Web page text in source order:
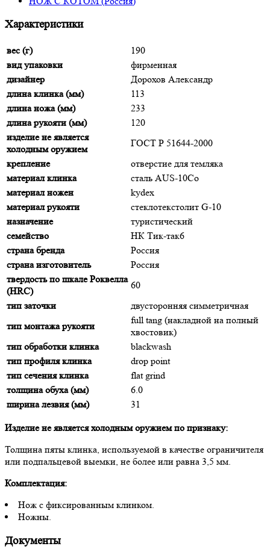
Характеристики
вес (г)
190
вид упаковки
фирменная
дизайнер
Дорохов Александр
длина клинка (мм)
113
длина ножа (мм)
233
длина рукояти (мм)
120
изделие не является
холодным оружием
ГОСТ Р 51644-2000
крепление
отверстие для темляка
материал клинка
сталь AUS-10Co
материал ножен
kydex
материал рукояти
стеклотекстолит G-10
назначение
туристический
семейство
НК Тик-так6
страна бренда
Россия
страна изготовитель
Россия
твердость по шкале Роквелла
(HRC)
60
тип заточки
двусторонняя симметричная
тип монтажа рукояти
full tang (накладной на полный
хвостовик)
тип обработки клинка
blackwash
тип профиля клинка
drop point
тип сечения клинка
flat grind
толщина обуха (мм)
6.0
ширина лезвия (мм)
31
Изделие не является холодным оружием по признаку:
Толщина пяты клинка, используемой в качестве ограничителя
или подпальцевой выемки, не более или равна 3,5 мм.
Комплектация:
Нож с фиксированным клинком.
Ножны.
Документы